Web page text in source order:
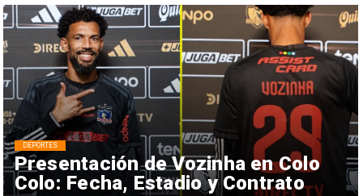
Presentación de Vozinha en Colo
Colo: Fecha, Estadio y Contrato
DEPORTES